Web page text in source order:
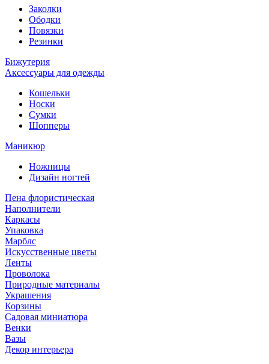
Заколки
Ободки
Повязки
Резинки
Бижутерия
Аксессуары для одежды
Кошельки
Носки
Сумки
Шопперы
Маникюр
Ножницы
Дизайн ногтей
Пена флористическая
Наполнители
Каркасы
Упаковка
Марблс
Искусственные цветы
Ленты
Проволока
Природные материалы
Украшения
Корзины
Садовая миниатюра
Венки
Вазы
Декор интерьера